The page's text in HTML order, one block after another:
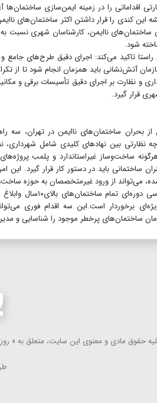
اقداماتی را در زمینه ایمن‌سازی ساختمان‌ها
این کندی را قرار داشتن اکثر ساختمان‌های
ساختمان‌های ناایمن، کارشناسان شهری نسبت
شود‌.
تاکید می‌کند: اجرای دقیق طرح‌های
آتش‌نشانی باید همزمان انجام شود تا از
و نظارت بر اجرای دقیق تأسیسات برقی و
قرار گیرد.
از بحران ساختمان‌های ناایمن در تهران، سه
نظارتی بین نهادهای کلیدی شامل
ساخت‌وساز غیراستاندارد و پلمب
ساختمانی باید در دستور کار قرار گیرد. این
می‌تواند از ورود غیرمتخصصان به حوزه
همچنین اجرای
برخوردار است.این سه اقدام فوری
ساختمان‌های پرخطر موجود را شناسایی و
حقوق مادی و معنوی این سایت، متعلق به «